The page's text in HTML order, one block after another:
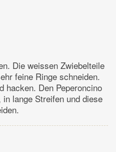
Die weissen Zwiebelteile
feine Ringe schneiden.
hacken. Den Peperoncino
lange Streifen und diese